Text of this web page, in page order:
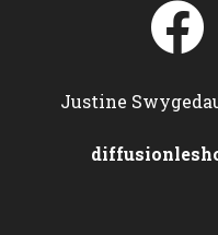
Justine